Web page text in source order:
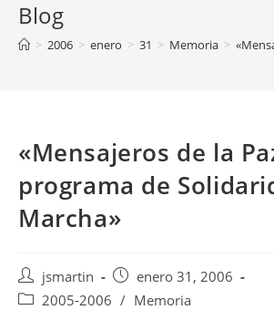
Blog
> 2006 > enero > 31 > Memoria >
«Mensajeros de la
programa de
Marcha»
Autor
de
jsmartin
Publicación
de
enero 31, 2006
Categoría
2005-2006 / Memoria